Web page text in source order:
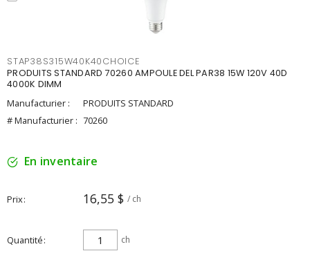
STAP38S315W40K40CHOICE
PRODUITS STANDARD 70260 AMPOULE DEL PAR38 15W 120V 40D
4000K DIMM
Manufacturier :
PRODUITS STANDARD
# Manufacturier : 70260
En inventaire
Prix 16,55 $ / ch
Quantité ch